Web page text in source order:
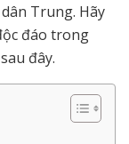
Trung. Hãy
đáo trong
đây.